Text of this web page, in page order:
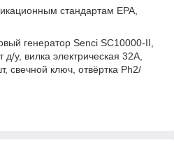
стандартам EPA,
генератор Senci SC10000-II,
у, вилка электрическая 32А,
свечной ключ, отвёртка Ph2/